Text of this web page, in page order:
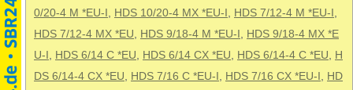
0/20-4 M *EU-I , HDS 10/20-4 MX *EU-I , HDS 7/12-4 M *EU-I ,
HDS 7/12-4 MX *EU, HDS 9/18-4 M *EU-I , HDS 9/18-4 MX *E
U-I , HDS 6/14 C *EU, HDS 6/14 CX *EU, HDS 6/14-4 C *EU, H
DS 6/14-4 CX *EU, HDS 7/16 C *EU-I , HDS 7/16 CX *EU-I , HD